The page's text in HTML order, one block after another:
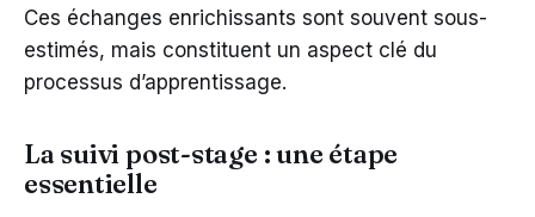
Ces échanges enrichissants sont souvent sous-
estimés, mais constituent un aspect clé du
processus d’apprentissage.
La suivi post-stage : une étape
essentielle